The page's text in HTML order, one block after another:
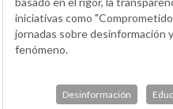
iniciativas como
jornadas sobre desinformación
fenómeno.
Desinformación